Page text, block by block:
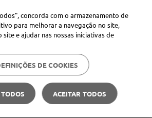
Médis
pessoal
Creme de Noite 50ml
concorda com o armazenamento de
para melhorar a navegação no site,
e ajudar nas nossas iniciativas de
DE COOKIES
ACEITAR TODOS